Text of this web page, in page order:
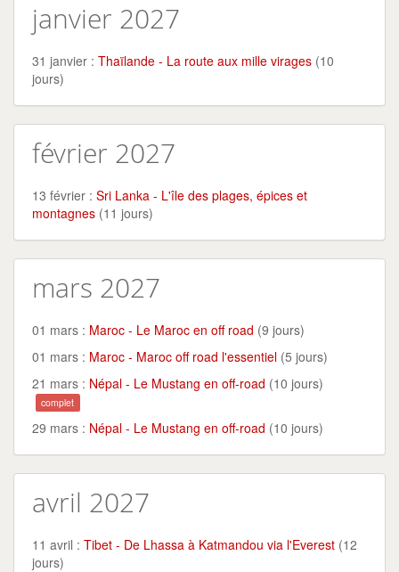
janvier 2027
31 janvier : Thaïlande - La route aux mille virages (10
jours)
février 2027
13 février : Sri Lanka - L'île des plages, épices et
montagnes (11 jours)
mars 2027
01 mars : Maroc - Le Maroc en off road (9 jours)
01 mars : Maroc - Maroc off road l'essentiel (5 jours)
21 mars : Népal - Le Mustang en off-road (10 jours)
complet
29 mars : Népal - Le Mustang en off-road (10 jours)
avril 2027
11 avril : Tibet - De Lhassa à Katmandou via l'Everest (12
jours)